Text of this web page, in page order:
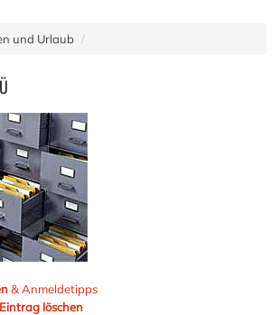
und Urlaub
& Anmeldetipps
löschen